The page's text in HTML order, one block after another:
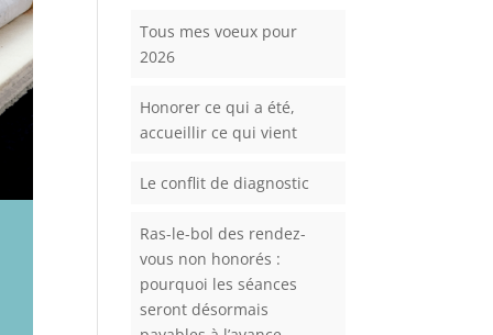
Tous mes voeux pour
2026
Honorer ce qui a été,
accueillir ce qui vient
Le conflit de diagnostic
Ras-le-bol des rendez-
vous non honorés :
pourquoi les séances
seront désormais